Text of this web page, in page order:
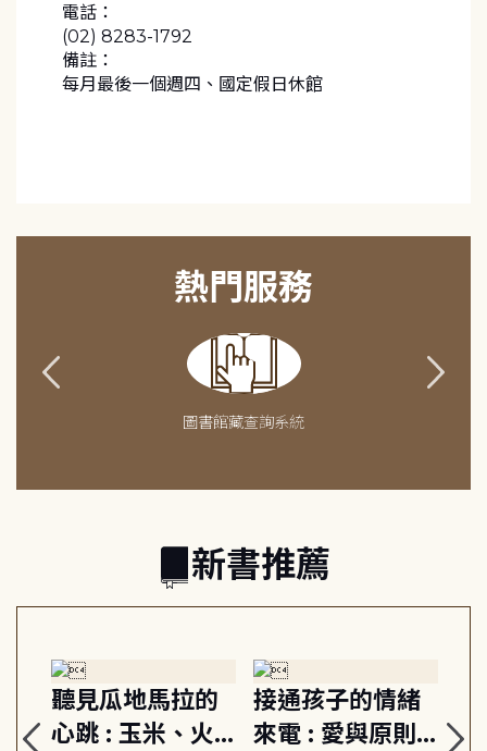
電話：
(02) 8283-1792
備註：
每月最後一個週四、國定假日休館
熱門服務
圖書館藏查詢系統
新書推薦
聽見瓜地馬拉的
心跳 : 玉米、火
接通孩子的情緒
來電 : 愛與原則,
關